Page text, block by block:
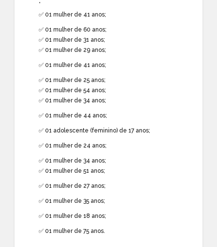
*
✅ 01 mulher de 41 anos;
✅ 01 mulher de 60 anos;
✅ 01 mulher de 31 anos;
✅ 01 mulher de 29 anos;
✅ 01 mulher de 41 anos;
✅ 01 mulher de 25 anos;
✅ 01 mulher de 54 anos;
✅ 01 mulher de 34 anos;
✅ 01 mulher de 44 anos;
✅ 01 adolescente (feminino) de 17 anos;
✅ 01 mulher de 24 anos;
✅ 01 mulher de 34 anos;
✅ 01 mulher de 51 anos;
✅ 01 mulher de 27 anos;
✅ 01 mulher de 35 anos;
✅ 01 mulher de 18 anos;
✅ 01 mulher de 75 anos.